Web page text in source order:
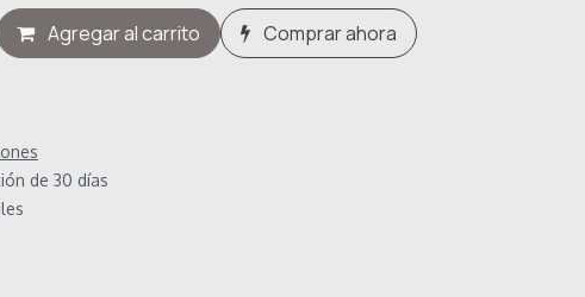
Agregar al carrito Comprar ahora
de 30 días